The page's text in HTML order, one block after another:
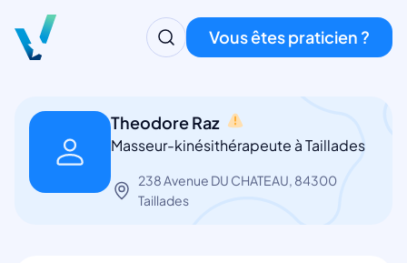
Vous êtes praticien ?
Theodore Raz
Masseur-kinésithérapeute à Taillades
238 Avenue DU CHATEAU, 84300
Taillades